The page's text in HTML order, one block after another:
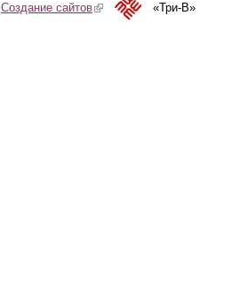
Создание сайтов(link is external)«Три-В»